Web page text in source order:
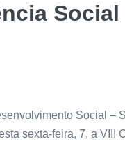
Social
Social –
sexta-feira, 7, a VIII